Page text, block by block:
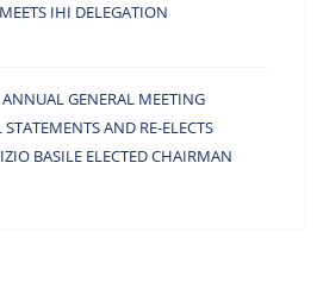
IHI DELEGATION
GENERAL MEETING
AND RE-ELECTS
BASILE ELECTED CHAIRMAN